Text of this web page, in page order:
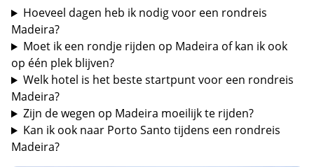
Hoeveel dagen heb ik nodig voor een rondreis
Madeira?
Moet ik een rondje rijden op Madeira of kan ik ook
op één plek blijven?
Welk hotel is het beste startpunt voor een rondreis
Madeira?
Zijn de wegen op Madeira moeilijk te rijden?
Kan ik ook naar Porto Santo tijdens een rondreis
Madeira?